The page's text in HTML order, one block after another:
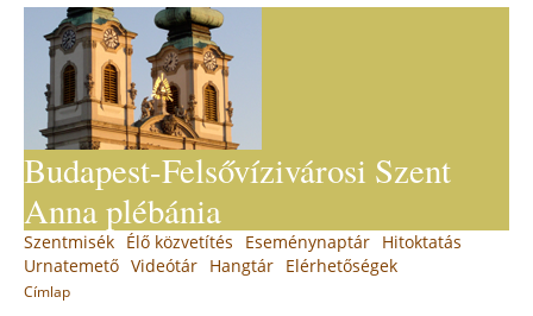
navigation
Budapest-Felsővízivárosi Szent
Anna plébánia
Címlap
Back
to
top
Main
menu
Szentmisék Élő közvetítés Eseménynaptár Hitoktatás
Urnatemető Videótár Hangtár Elérhetőségek